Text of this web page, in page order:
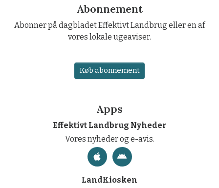
Abonnement
Abonner på dagbladet Effektivt Landbrug eller en af
vores lokale ugeaviser.
Køb abonnement
Apps
Effektivt Landbrug Nyheder
Vores nyheder og e-avis.
LandKiosken